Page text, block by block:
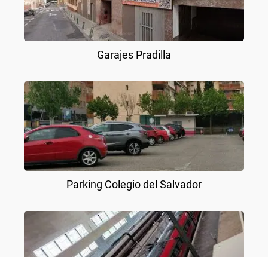
Garajes Pradilla
Parking Colegio del Salvador